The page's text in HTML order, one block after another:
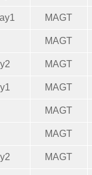
MAGT
MAGT
MAGT
MAGT
MAGT
MAGT
MAGT